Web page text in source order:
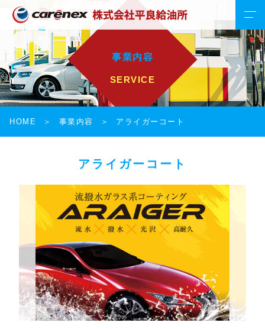
事業内容
SERVICE
HOME 事業内容 アライガーコート
アライガーコート